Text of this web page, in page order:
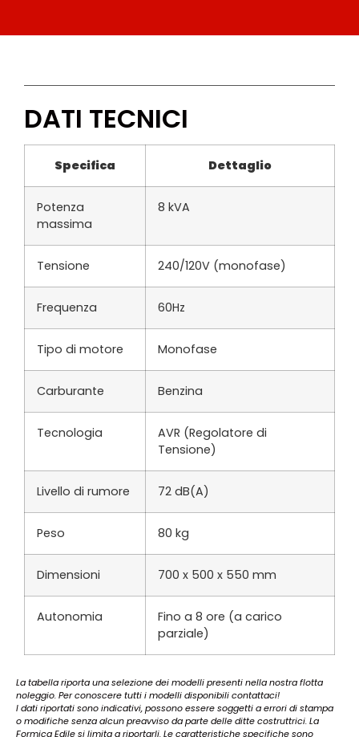
DATI TECNICI
Specifica Dettaglio
Potenza
massima
8 kVA
Tensione 240/120V (monofase)
Frequenza 60Hz
Tipo di motore Monofase
Carburante Benzina
Tecnologia
AVR (Regolatore di
Tensione)
Livello di rumore 72 dB(A)
Peso 80 kg
Dimensioni 700 x 500 x 550 mm
Autonomia
Fino a 8 ore (a carico
parziale)
La tabella riporta una selezione dei modelli presenti nella nostra flotta
noleggio. Per conoscere tutti i modelli disponibili contattaci!
I dati riportati sono indicativi, possono essere soggetti a errori di stampa
o modifiche senza alcun preavviso da parte delle ditte costruttrici. La
Formica Edile si limita a riportarli. Le caratteristiche specifiche sono